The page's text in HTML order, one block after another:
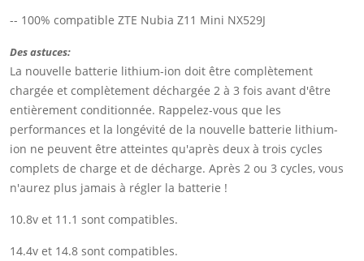
-- 100% compatible ZTE Nubia Z11 Mini NX529J
Des astuces:
La nouvelle batterie lithium-ion doit être complètement
chargée et complètement déchargée 2 à 3 fois avant d'être
entièrement conditionnée. Rappelez-vous que les
performances et la longévité de la nouvelle batterie lithium-
ion ne peuvent être atteintes qu'après deux à trois cycles
complets de charge et de décharge. Après 2 ou 3 cycles, vous
n'aurez plus jamais à régler la batterie !
10.8v et 11.1 sont compatibles.
14.4v et 14.8 sont compatibles.